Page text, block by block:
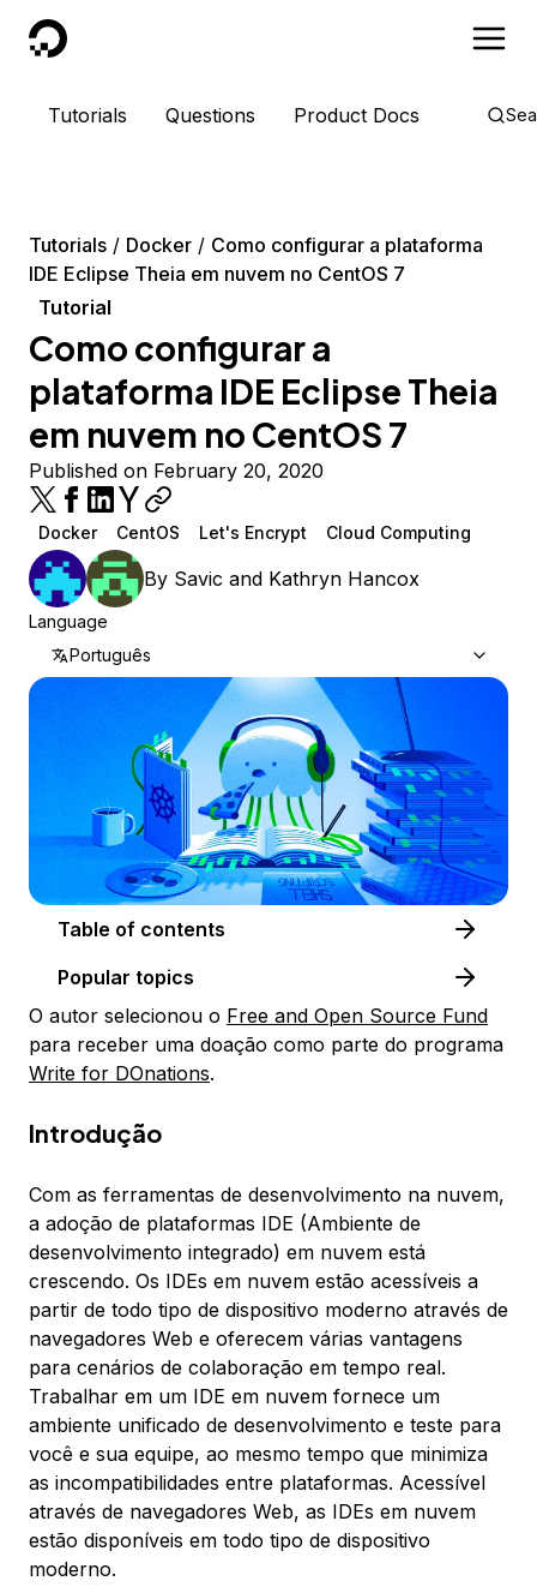
DigitalOcean
Tutorials Questions Product Docs
Tutorials Docker
Como configurar a plataforma
IDE Eclipse Theia em nuvem no CentOS 7
Tutorial
Como configurar a
plataforma IDE Eclipse Theia
em nuvem no CentOS 7
Published on February 20, 2020
Docker CentOS Let's Encrypt Cloud Computing
By Savic and Kathryn Hancox
Language
Português
Table of contents
Popular topics
O autor selecionou o Free and Open Source Fund
para receber uma doação como parte do programa
Write for DOnations.
Introdução
Com as ferramentas de desenvolvimento na nuvem,
a adoção de plataformas IDE (Ambiente de
desenvolvimento integrado) em nuvem está
crescendo. Os IDEs em nuvem estão acessíveis a
partir de todo tipo de dispositivo moderno através de
navegadores Web e oferecem várias vantagens
para cenários de colaboração em tempo real.
Trabalhar em um IDE em nuvem fornece um
ambiente unificado de desenvolvimento e teste para
você e sua equipe, ao mesmo tempo que minimiza
as incompatibilidades entre plataformas. Acessível
através de navegadores Web, as IDEs em nuvem
estão disponíveis em todo tipo de dispositivo
moderno.